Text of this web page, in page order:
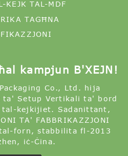
KEJK TAL-MDF
TAGĦNA
kampjun B'XEJN!
Co., Ltd. hija
ta' Setup Vertikali ta' bord
kejkijiet. Sadanittant,
TA' FABBRIKAZZJONI
tal-forn, stabbilita fl-2013
iċ-Ċina.